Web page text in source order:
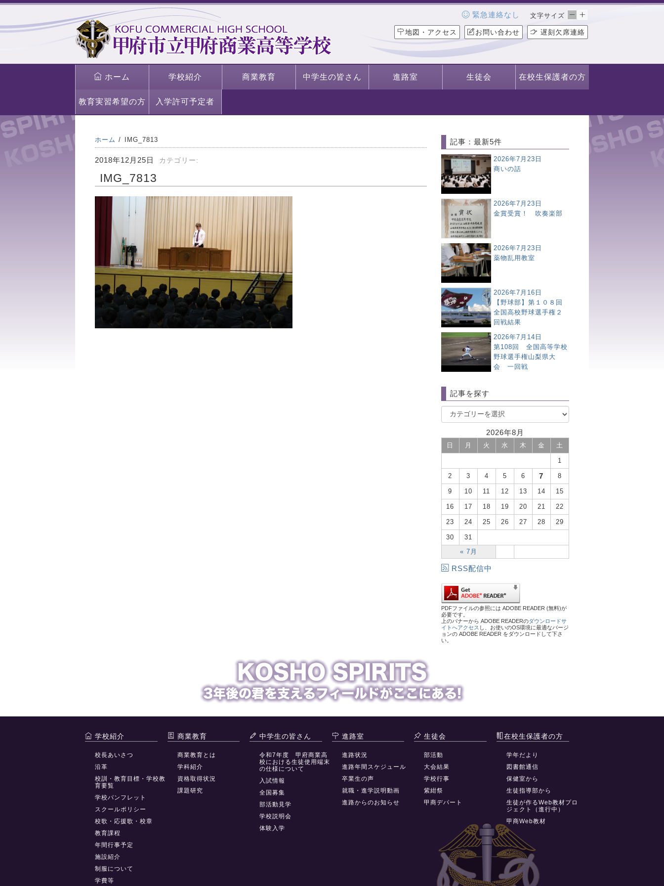
文字サイズ
地図・アクセス お問い合わせ 遅刻欠席連絡
緊急連絡なし
ホーム 学校紹介 商業教育 中学生の皆さん 進路室 生徒会 在校生保護者の方
教育実習希望の方 入学許可予定者
ホーム IMG_7813
2018年12月25日 カテゴリー:
IMG_7813
記事：最新5件
2026年7月23日
商いの話
2026年7月23日
金賞受賞！ 吹奏楽部
2026年7月23日
薬物乱用教室
2026年7月16日
【野球部】第１０８回
全国高校野球選手権２
回戦結果
2026年7月14日
第108回 全国高等学校
野球選手権山梨県大
会 一回戦
記事を探す
2026年8月
日 月 火 水 木 金 土
« 7月
1
2 3 4 5 6 7 8
9 10 11 12 13 14 15
16 17 18 19 20 21 22
23 24 25 26 27 28 29
30 31
RSS配信中
PDFファイルの参照には ADOBE READER (無料)が
必要です。
上のバナーから ADOBE READERのダウンロードサ
イトへアクセス し、お使いのOS環境に最適なバージ
ョンの ADOBE READER をダウンロードして下さ
い。
学校紹介
校長あいさつ
沿革
校訓・教育目標・学校教
育要覧
学校パンフレット
スクールポリシー
校歌・応援歌・校章
教育課程
年間行事予定
施設紹介
制服について
学費等
商業教育
商業教育とは
学科紹介
資格取得状況
課題研究
中学生の皆さん
令和7年度 甲府商業高
校における生徒使用端末
の仕様について
入試情報
全国募集
部活動見学
学校説明会
体験入学
進路室
進路状況
進路年間スケジュール
卒業生の声
就職・進学説明動画
進路からのお知らせ
生徒会
部活動
大会結果
学校行事
紫紺祭
甲商デパート
在校生保護者の方
学年だより
図書館通信
保健室から
生徒指導部から
生徒が作るWeb教材プロ
ジェクト（進行中）
甲商Web教材